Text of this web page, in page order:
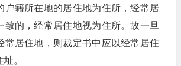
户籍所在地的居住地为住所，经常居
致的，经常居住地视为住所。故一旦
常居住地，则裁定书中应以经常居住
。